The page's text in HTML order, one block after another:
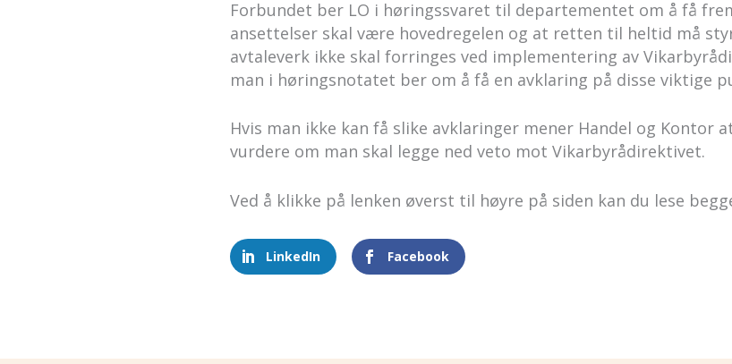
Forbundet ber LO i høringssvaret til departementet om å få
ansettelser skal være hovedregelen og at retten til heltid må
avtaleverk ikke skal forringes ved implementering av
man i høringsnotatet ber om å få en avklaring på disse viktige
Hvis man ikke kan få slike avklaringer mener Handel og Kontor
vurdere om man skal legge ned veto mot Vikarbyrådirektivet.
Ved å klikke på lenken øverst til høyre på siden kan du lese
LinkedIn Facebook